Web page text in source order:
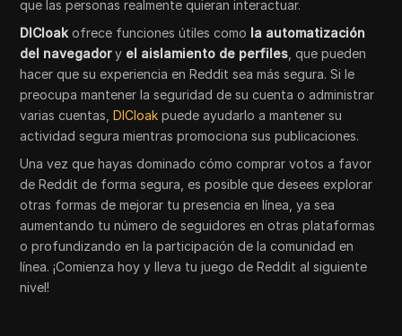
que las personas realmente quieran interactuar.
DICloakofrece funciones útiles como la automatización
del navegadory el aislamiento de perfiles, que pueden
hacer que su experiencia en Reddit sea más segura. Si le
preocupa mantener la seguridad de su cuenta o administrar
varias cuentas, DICloak puede ayudarlo a mantener su
actividad segura mientras promociona sus publicaciones.
Una vez que hayas dominado cómo comprar votos a favor
de Reddit de forma segura, es posible que desees explorar
otras formas de mejorar tu presencia en línea, ya sea
aumentando tu número de seguidores en otras plataformas
o profundizando en la participación de la comunidad en
línea. ¡Comienza hoy y lleva tu juego de Reddit al siguiente
nivel!